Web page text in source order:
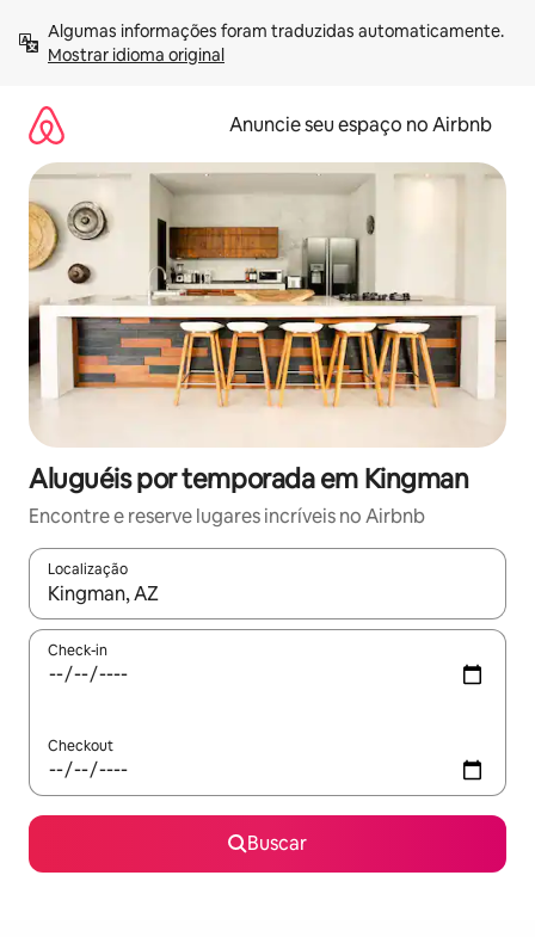
para
Mostrar idioma original
Anuncie seu espaço no Airbnb
Aluguéis por temporada em Kingman
Encontre e reserve lugares incríveis no Airbnb
Localização
Quando os resultados estiverem disponíveis, explore-os
Check-in
Checkout
Buscar